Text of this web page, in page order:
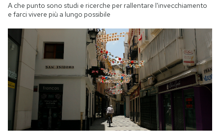
A che punto sono studi e ricerche per rallentare l'invecchiamento
e farci vivere più a lungo possibile